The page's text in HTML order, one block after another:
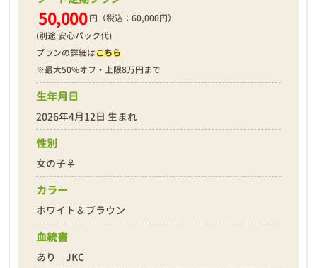
❮
50,000 円（税込：60,000円）
(別途 安心パック代)
プランの詳細はこちら
※最大50%オフ・上限8万円まで
生年月日
2026年4月12日 生まれ
性別
女の子♀
カラー
ホワイト＆ブラウン
血統書
あり JKC